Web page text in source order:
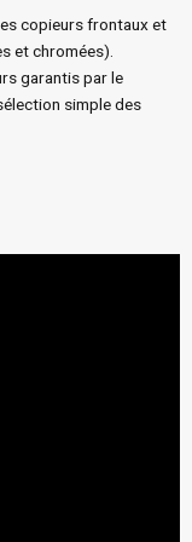
copieurs frontaux et
et chromées).
garantis par le
simple des